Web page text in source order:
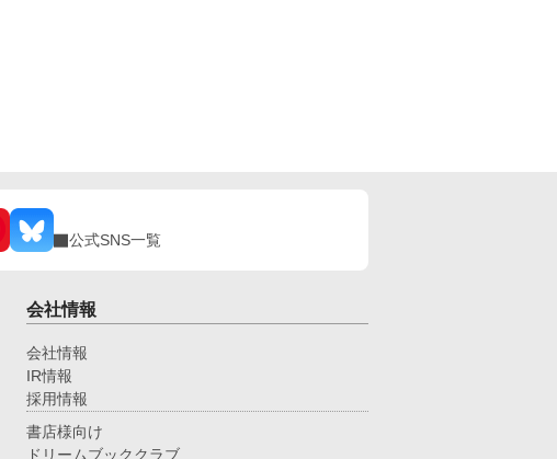
公式SNS一覧
会社情報
会社情報
IR情報
採用情報
書店様向け
ドリームブッククラブ